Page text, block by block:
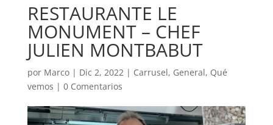
RESTAURANTE LE
MONUMENT – CHEF
JULIEN MONTBABUT
por Marco| Dic 2, 2022| Carrusel, General, Qué
vemos | 0 Comentarios